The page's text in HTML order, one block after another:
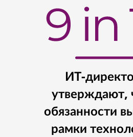
ИТ-
утверждают,
обязанности
рамки